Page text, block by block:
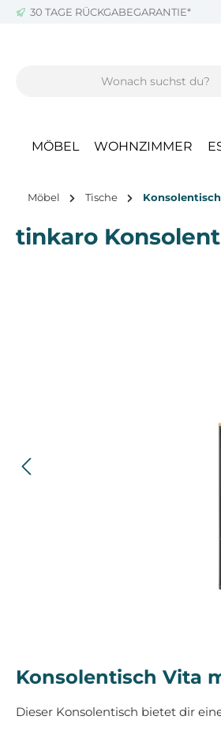
Hauptinhalt springen
Zur Suche springen
Zur Hauptnavigation springen
30 TAGE RÜCKGABEGARANTIE*
MÖBEL WOHNZIMMER
Möbel Tische
tinkaro
Konsolentisch Vita
Dieser Konsolentisch bietet dir